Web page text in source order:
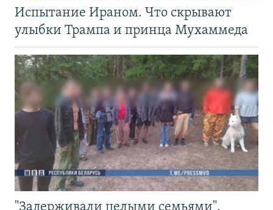
Испытание Ираном. Что скрывают
улыбки Трампа и принца Мухаммеда
"Задерживали целыми семьями".